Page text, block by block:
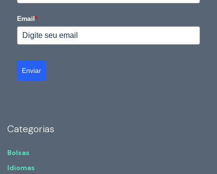
Email*
Enviar
Categorias
Bolsas
Idiomas